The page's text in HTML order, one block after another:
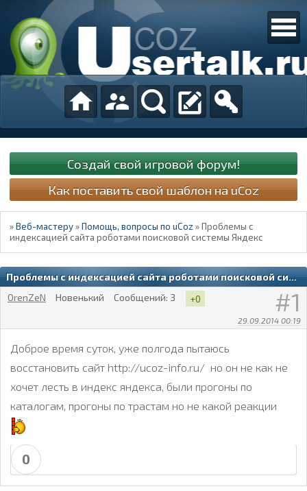
Создай свой игровой форум!
Как поставить свой шаблон на uCoz
»Веб-мастеру »Помощь, вопросы по uCoz »Проблемы с
индексацией сайта роботами поисковой системы Яндекс
Проблемы с индексацией сайта роботами поисковой системы Яндекс
1
29.09.2014 00:19
OrenZeN Новенький Сообщений: 3 +0
Доброе время суток, уже полгода пытаюсь
восстановить сайт http://ucoz-info.ru/ но он не как не
хочет лесть в индекс яндекса, были прогоны по
каталогам, прогоны по трастам но не какой реакции
0